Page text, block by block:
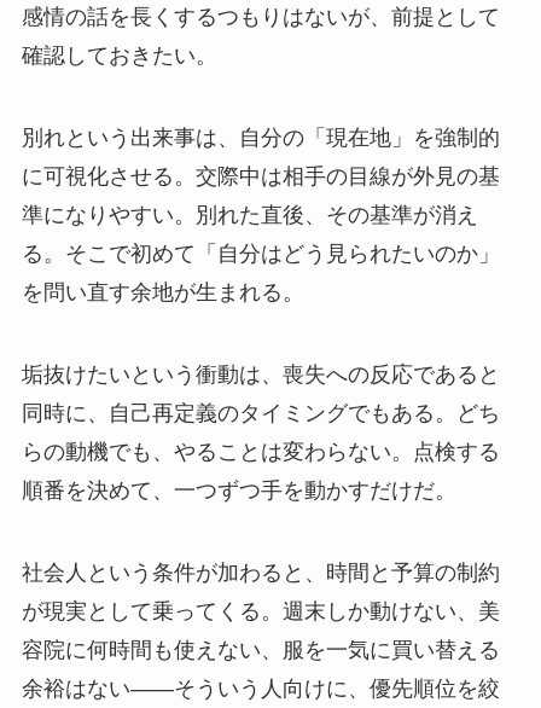
感情の話を長くするつもりはないが、前提として
確認しておきたい。
別れという出来事は、自分の「現在地」を強制的
に可視化させる。交際中は相手の目線が外見の基
準になりやすい。別れた直後、その基準が消え
る。そこで初めて「自分はどう見られたいのか」
を問い直す余地が生まれる。
垢抜けたいという衝動は、喪失への反応であると
同時に、自己再定義のタイミングでもある。どち
らの動機でも、やることは変わらない。点検する
順番を決めて、一つずつ手を動かすだけだ。
社会人という条件が加わると、時間と予算の制約
が現実として乗ってくる。週末しか動けない、美
容院に何時間も使えない、服を一気に買い替える
余裕はない——そういう人向けに、優先順位を絞